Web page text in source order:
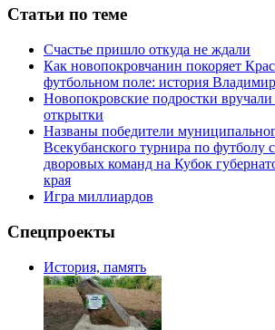
Статьи по теме
Счастье пришло откуда не ждали
Как новопокровчанин покоряет
футбольном поле: история
Новопокровские подростки
открытки
Названы победители
Всекубанского турнира по футболу
дворовых команд на Кубок
края
Игра миллиардов
Спецпроекты
История, память